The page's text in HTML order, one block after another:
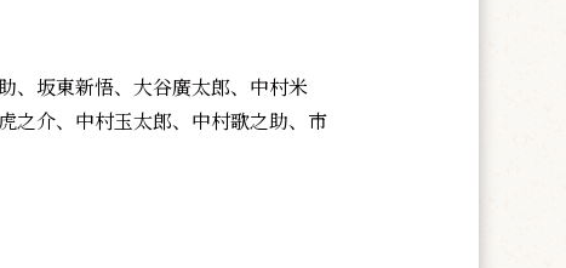
、坂東新悟、大谷廣太郎、中村米
之介、中村玉太郎、中村歌之助、市